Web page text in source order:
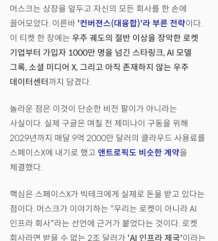
머스크는 상장을 앞두고 자신의 모든 회사를 한 손에
끌어모았다. 이른바 '컨버젼스(대융합)'라 부른 전략이다.
이 티켓 한 장에는 우주 궤도의 절반 이상을 장악한 로켓
기업부터 가입자 1000만 명을 넘긴 스타링크, AI 모델
그록, 소셜 미디어 X, 그리고 아직 존재하지 않는 우주
데이터센터 까지 담겼다.
놀라운 점은 이것이 단순한 비전 팔이가 아니라는
사실이다. 실제 구글은 며칠 전 제미나이 구동을 위해
2029년까지 매달 9억 2000만 달러의 클라우드 사용료를
스페이스X에 내기로 했고 앤트로픽도 비슷한 계약을
체결했다.
핵심은 스페이스X가 빅테크에게 실제로 돈을 받고 있다는
점이다. 머스크가 이야기하는 "우리는 로켓이 아니라 AI
인프라 회사"라는 선언에 근거가 붙었다는 것이다. 로켓
회사라면 받을 수 없는 2조 달러가 'AI 인프라 제국'이라는